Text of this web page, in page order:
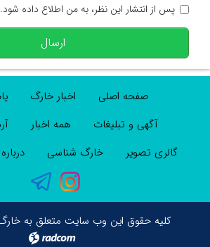
پس از انتشار این نظر، به من اطلاع داده شود.
ارسال
صفحه اصلی اخبار خارگ
آگهی و تبلیغات
همه اخبار
گالری تصویر
خارگ شناسی
کلیه حقوق این وب سایت متعلق به
radcom